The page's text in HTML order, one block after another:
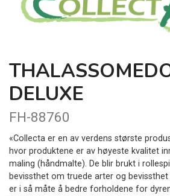
DELUXE
FH-88760
«Collecta er en av verdens største
hvor produktene er av høyeste kvalitet
maling (håndmalte). De blir brukt i
bevissthet om truede arter og
er i så måte å bedre forholdene for